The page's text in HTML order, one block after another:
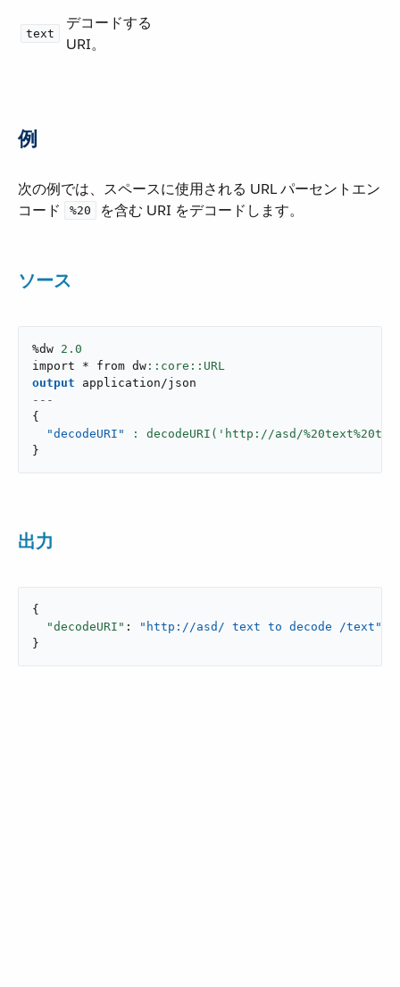
text
デコードする
URI。
例
次の例では、スペースに使用される URL パーセントエン
コード ​
%20 ​ を含む URI をデコードします。
ソース
%dw 2.0
import * from dw
output
application/json
---
{
"decodeURI"
: decodeURI('http://asd/
}
出力
{
"decodeURI" :
"http://asd/ text to decode /text"
}